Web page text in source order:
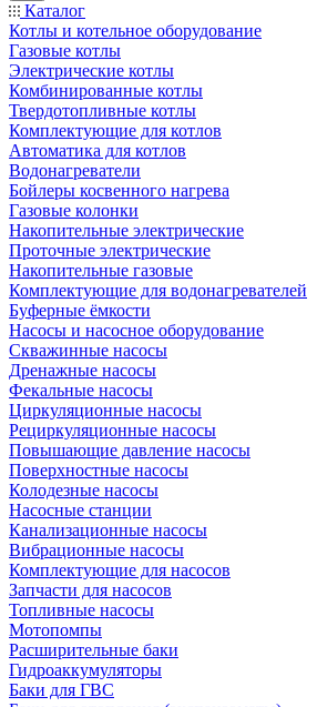
Каталог
Котлы и котельное оборудование
Газовые котлы
Электрические котлы
Комбинированные котлы
Твердотопливные котлы
Комплектующие для котлов
Автоматика для котлов
Водонагреватели
Бойлеры косвенного нагрева
Газовые колонки
Накопительные электрические
Проточные электрические
Накопительные газовые
Комплектующие для водонагревателей
Буферные ёмкости
Насосы и насосное оборудование
Скважинные насосы
Дренажные насосы
Фекальные насосы
Циркуляционные насосы
Рециркуляционные насосы
Повышающие давление насосы
Поверхностные насосы
Колодезные насосы
Насосные станции
Канализационные насосы
Вибрационные насосы
Комплектующие для насосов
Запчасти для насосов
Топливные насосы
Мотопомпы
Расширительные баки
Гидроаккумуляторы
Баки для ГВС